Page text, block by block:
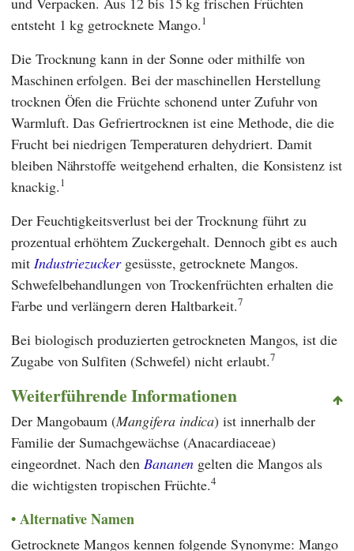
entsteht 1 kg getrocknete Mango.1
Die Trocknung kann in der Sonne oder mithilfe von
Maschinen erfolgen. Bei der maschinellen Herstellung
trocknen Öfen die Früchte schonend unter Zufuhr von
Warmluft. Das Gefriertrocknen ist eine Methode, die die
Frucht bei niedrigen Temperaturen dehydriert. Damit
bleiben Nährstoffe weitgehend erhalten, die Konsistenz ist
knackig.1
Der Feuchtigkeitsverlust bei der Trocknung führt zu
prozentual erhöhtem Zuckergehalt. Dennoch gibt es auch
mit Industriezuckergesüsste, getrocknete Mangos.
Schwefelbehandlungen von Trockenfrüchten erhalten die
Farbe und verlängern deren Haltbarkeit.7
Bei biologisch produzierten getrockneten Mangos, ist die
Zugabe von Sulfiten (Schwefel) nicht erlaubt.7
Weiterführende Informationen
Der Mangobaum (Mangifera indica) ist innerhalb der
Familie der Sumachgewächse (Anacardiaceae)
eingeordnet. Nach den Bananen gelten die Mangos als
die wichtigsten tropischen Früchte.4
Alternative Namen
Getrocknete Mangos kennen folgende Synonyme: Mango